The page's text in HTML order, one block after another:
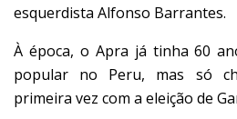
esquerdista Alfonso Barrantes.
À época, o Apra já tinha 60
popular no Peru, mas só
primeira vez com a eleição de